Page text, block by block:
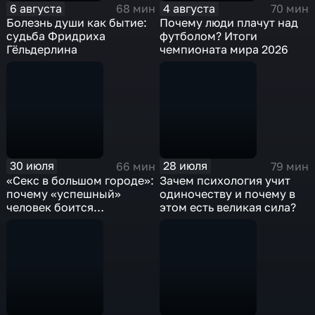
6 августа
68 мин
Болезнь души как бытие:
судьба Фридриха
Гёльдерлина
4 августа
70 мин
Почему люди плачут над
футболом? Итоги
чемпионата мира 2026
30 июля
66 мин
«Секс в большом городе»:
почему «успешный»
человек боится
28 июля
79 мин
Зачем психология учит
одиночеству и почему в
этом есть великая сила?